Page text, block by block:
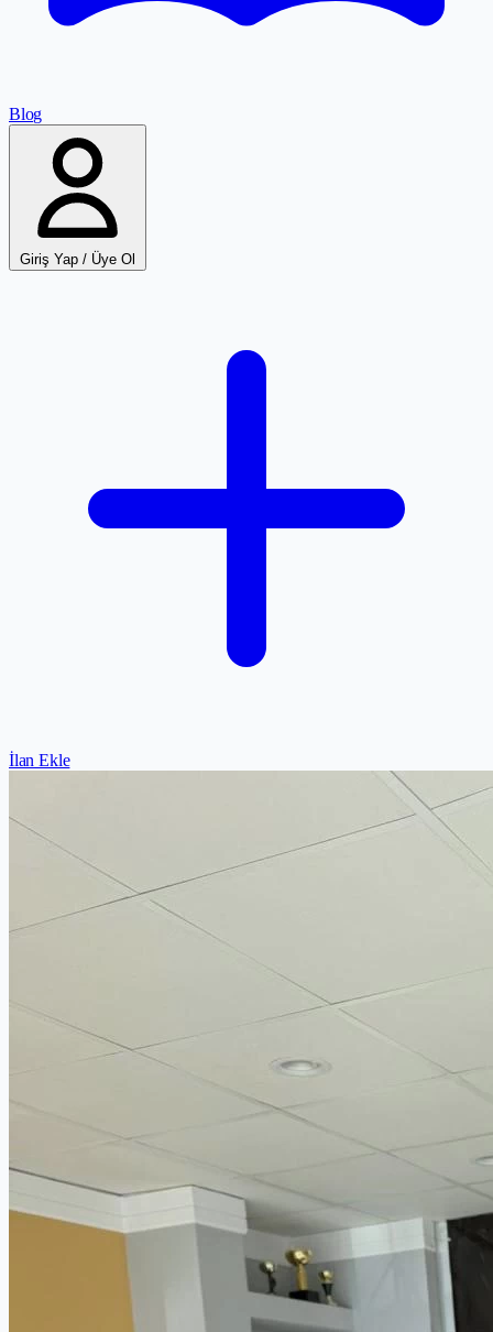
Blog
Giriş Yap / Üye Ol
İlan Ekle